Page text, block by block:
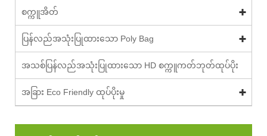
စက္ကူအိတ်
ပြန်လည်အသုံးပြုထားသော Poly Bag
အသစ်ပြန်လည်အသုံးပြုထားသော HD စက္ကူကတ်ဘုတ်ထုပ်ပိုး
အခြား Eco Friendly ထုပ်ပိုးမှု